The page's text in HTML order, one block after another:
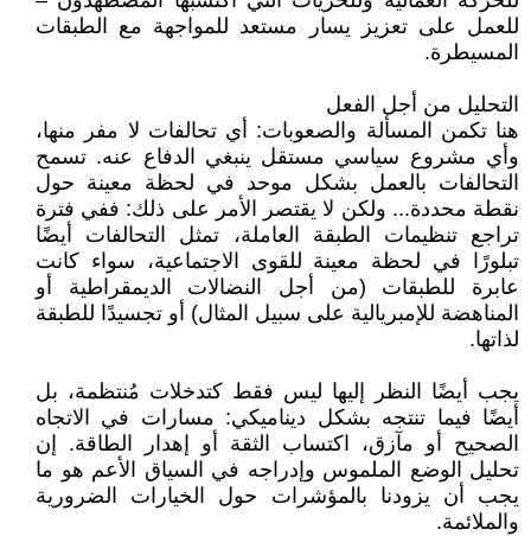
للعمل على تعزيز يسار مستعد للمواجهة مع الطبقات
المسيطرة.
التحليل من أجل الفعل
هنا تكمن المسألة والصعوبات: أي تحالفات لا مفر منها،
وأي مشروع سياسي مستقل ينبغي الدفاع عنه. تسمح
التحالفات بالعمل بشكل موحد في لحظة معينة حول
نقطة محددة... ولكن لا يقتصر الأمر على ذلك: ففي فترة
تراجع تنظيمات الطبقة العاملة، تمثل التحالفات أيضًا
تبلورًا في لحظة معينة للقوى الاجتماعية، سواء كانت
عابرة للطبقات (من أجل النضالات الديمقراطية أو
المناهضة للإمبريالية على سبيل المثال) أو تجسيدًا للطبقة
لذاتها.
يجب أيضًا النظر إليها ليس فقط كتدخلات مُنتظمة، بل
أيضًا فيما تنتجه بشكل ديناميكي: مسارات في الاتجاه
الصحيح أو مآزق، اكتساب الثقة أو إهدار الطاقة. إن
تحليل الوضع الملموس وإدراجه في السياق الأعم هو ما
يجب أن يزودنا بالمؤشرات حول الخيارات الضرورية
والملائمة.